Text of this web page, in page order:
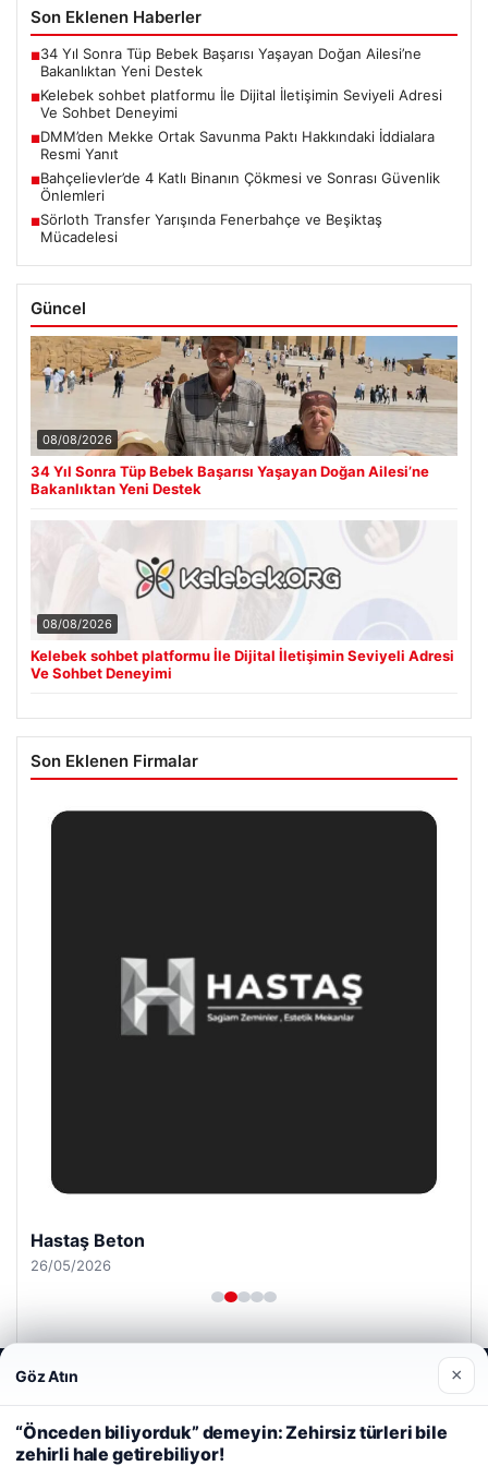
Son Eklenen Haberler
■34 Yıl Sonra Tüp Bebek Başarısı Yaşayan Doğan Ailesi’ne
Bakanlıktan Yeni Destek
■Kelebek sohbet platformu İle Dijital İletişimin Seviyeli Adresi
Ve Sohbet Deneyimi
■DMM’den Mekke Ortak Savunma Paktı Hakkındaki İddialara
Resmi Yanıt
■Bahçelievler’de 4 Katlı Binanın Çökmesi ve Sonrası Güvenlik
Önlemleri
■Sörloth Transfer Yarışında Fenerbahçe ve Beşiktaş
Mücadelesi
Güncel
08/08/2026
34 Yıl Sonra Tüp Bebek Başarısı Yaşayan Doğan Ailesi’ne
Bakanlıktan Yeni Destek
08/08/2026
Kelebek sohbet platformu İle Dijital İletişimin Seviyeli Adresi
Ve Sohbet Deneyimi
Son Eklenen Firmalar
Hastaş Beton
26/05/2026
© 2026 Kripto Para Haberleri
Web sitemizi nasıl kullandığınızı daha iyi anlayabilmek,
deneyiminizi kişiselleştirmek ve geliştirmek amacıyla çerezler
kullanıyoruz. Çerez Politikamız
Reddet Kabul Et
Göz Atın ×
“Önceden biliyorduk” demeyin: Zehirsiz türleri bile
zehirli hale getirebiliyor!